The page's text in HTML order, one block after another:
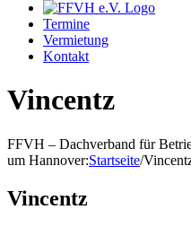
Termine
Vermietung
Kontakt
Vincentz
FFVH – Dachverband für
um Hannover:Startseite/
Vincentz